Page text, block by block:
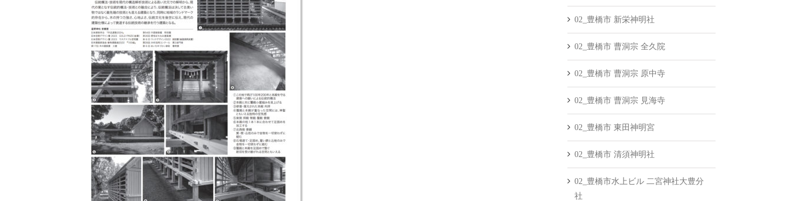
02_豊橋市 新栄神明社
02_豊橋市 曹洞宗 全久院
02_豊橋市 曹洞宗 原中寺
02_豊橋市 曹洞宗 見海寺
02_豊橋市 東田神明宮
02_豊橋市 清須神明社
02_豊橋市水上ビル 二宮神社大豊分
社